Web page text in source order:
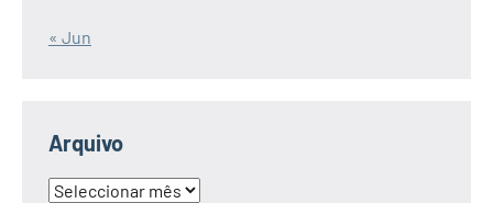
« Jun
Arquivo
Arquivo